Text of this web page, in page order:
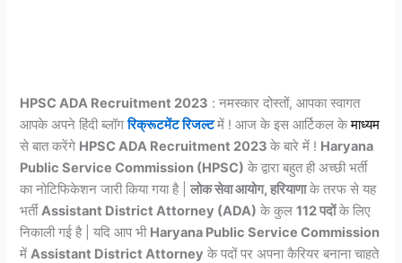
HPSC ADA Recruitment 2023 : नमस्कार दोस्तों, आपका स्वागत
आपके अपने हिंदी ब्लॉगरिक्रूटमेंट रिजल्टमें ! आज के इस आर्टिकल केमाध्यम
से बात करेंगे HPSC ADA Recruitment 2023 के बारे में ! Haryana
Public Service Commission (HPSC) के द्वारा बहुत ही अच्छी भर्ती
का नोटिफिकेशन जारी किया गया है |लोक सेवा आयोग, हरियाणाके तरफ से यह
भर्तीAssistant District Attorney (ADA) के कुल112 पदोंके लिए
निकाली गई है | यदि आप भी Haryana Public Service Commission
मेंAssistant District Attorney के पदों पर अपना कैरियर बनाना चाहते